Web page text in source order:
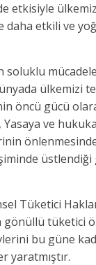
etkisiyle
etkili ve
mücadele
ülkemizi
öncü gücü
ve
üstlendiği
Tüketici
gönüllü tüketici
bu güne
etkiler